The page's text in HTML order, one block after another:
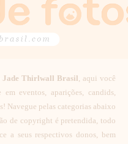
Jade Thirlwall Brasil, aqui você
eventos, aparições, candids,
Navegue pelas categorias abaixo
de copyright é pretendida, todo
a seus respectivos donos, bem